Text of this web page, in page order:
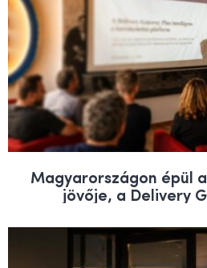
Magyarországon épül
jövője, a Delivery